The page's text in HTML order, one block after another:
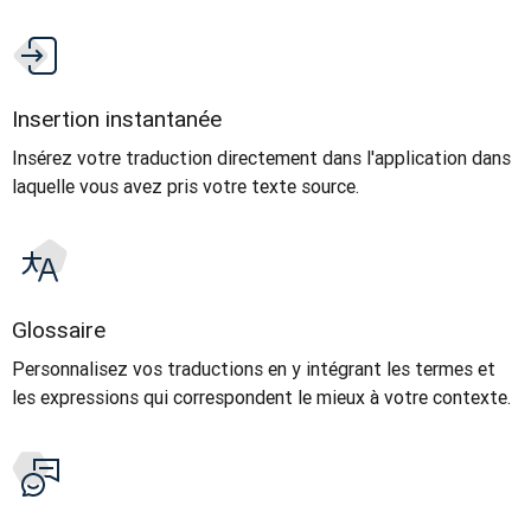
Insertion instantanée
Insérez votre traduction directement dans l'application dans
laquelle vous avez pris votre texte source.
Glossaire
Personnalisez vos traductions en y intégrant les termes et
les expressions qui correspondent le mieux à votre contexte.